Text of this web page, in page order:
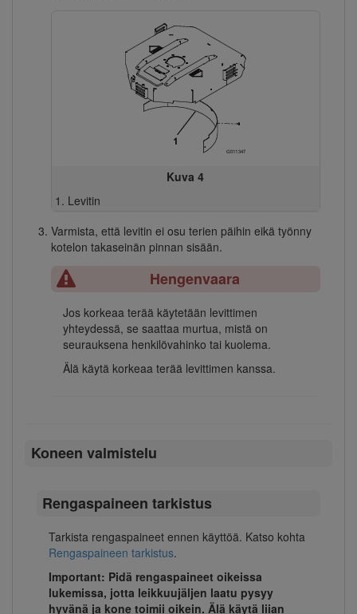
Kuva 4
Levitin
Varmista, että levitin ei osu terien päihin eikä työnny
kotelon takaseinän pinnan sisään.
Hengenvaara
Jos korkeaa terää käytetään levittimen
yhteydessä, se saattaa murtua, mistä on
seurauksena henkilövahinko tai kuolema.
Älä käytä korkeaa terää levittimen kanssa.
Koneen valmistelu
Rengaspaineen tarkistus
Tarkista rengaspaineet ennen käyttöä. Katso kohta
Rengaspaineen tarkistus.
Important: Pidä rengaspaineet oikeissa
lukemissa, jotta leikkuujäljen laatu pysyy
hyvänä ja kone toimii oikein. Älä käytä liian